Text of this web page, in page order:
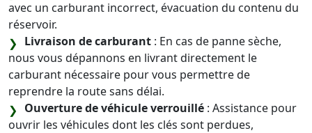
avec un carburant incorrect, évacuation du contenu du
réservoir.
Livraison de carburant : En cas de panne sèche,
nous vous dépannons en livrant directement le
carburant nécessaire pour vous permettre de
reprendre la route sans délai.
Ouverture de véhicule verrouillé : Assistance pour
ouvrir les véhicules dont les clés sont perdues,